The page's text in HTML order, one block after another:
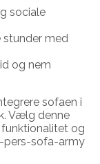
sociale
stunder med
og nem
sofaen i
Vælg denne
og
pers-sofa-army